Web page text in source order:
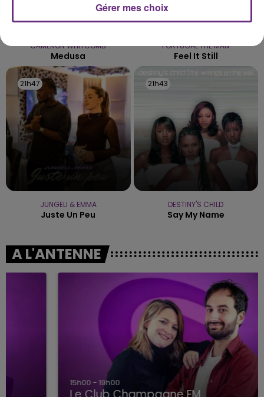
CAMERON WHITCOMB
Medusa
PORTUGAL THE MAN
Feel It Still
21h47
21h47
JUNGELI & EMMA
Juste Un Peu
21h43
21h43
DESTINY'S CHILD
Say My Name
A L'ANTENNE
Gérer mes choix